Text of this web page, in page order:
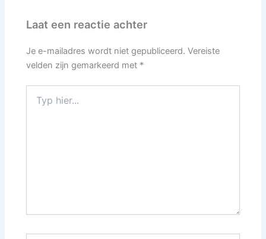
Laat een reactie achter
Je e-mailadres wordt niet gepubliceerd. Vereiste
velden zijn gemarkeerd met *
hier...